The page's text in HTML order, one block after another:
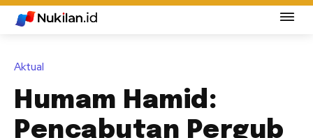
Aktual
Humam Hamid:
Pencabutan Pergub